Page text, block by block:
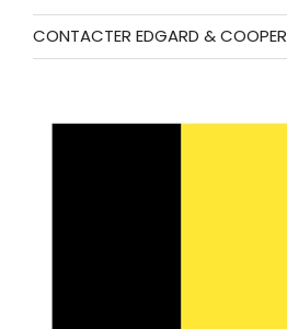
CONTACTER EDGARD & COOPER